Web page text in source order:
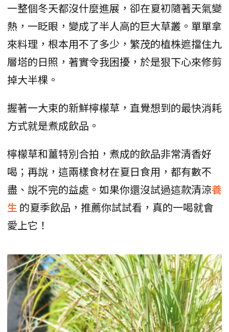
一整個冬天都沒什麼進展，卻在夏初隨著天氣變
熱，一眨眼，變成了半人高的巨大草叢。單單拿
來料理，根本用不了多少，繁茂的植株遮擋住九
層塔的日照，著實令我困擾，於是狠下心來修剪
掉大半棵。
握著一大束的新鮮檸檬草，直覺想到的最快消耗
方式就是煮成飲品。
檸檬草和薑特別合拍，煮成的飲品非常清香好
喝；再說，這兩樣食材在夏日食用，都有數不
盡、說不完的益處。如果你還沒試過這款清涼養
生 的夏季飲品，推薦你試試看，真的一喝就會
愛上它！